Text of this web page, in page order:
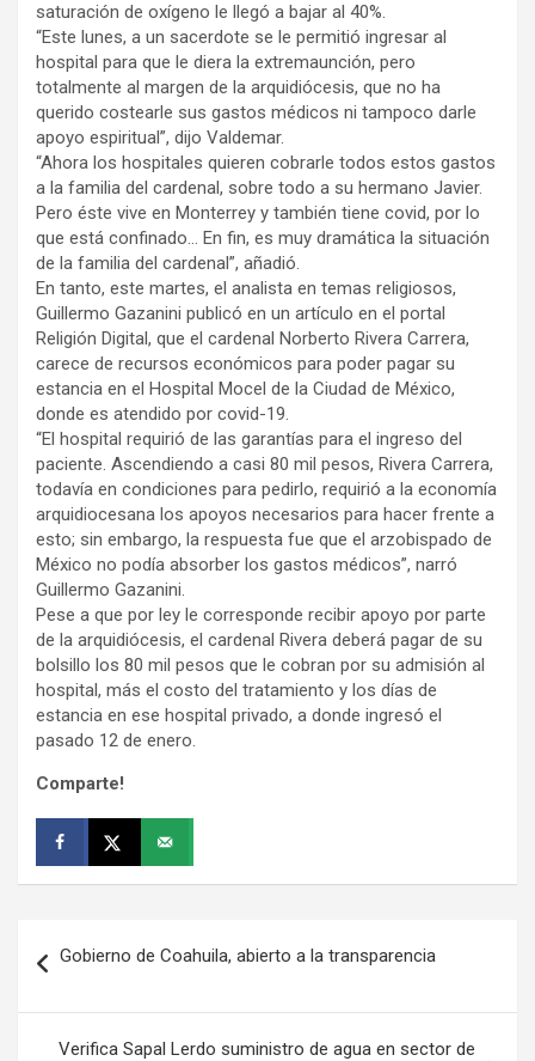
saturación de oxígeno le llegó a bajar al 40%.
“Este lunes, a un sacerdote se le permitió ingresar al
hospital para que le diera la extremaunción, pero
totalmente al margen de la arquidiócesis, que no ha
querido costearle sus gastos médicos ni tampoco darle
apoyo espiritual”, dijo Valdemar.
“Ahora los hospitales quieren cobrarle todos estos gastos
a la familia del cardenal, sobre todo a su hermano Javier.
Pero éste vive en Monterrey y también tiene covid, por lo
que está confinado… En fin, es muy dramática la situación
de la familia del cardenal”, añadió.
En tanto, este martes, el analista en temas religiosos,
Guillermo Gazanini publicó en un artículo en el portal
Religión Digital, que el cardenal Norberto Rivera Carrera,
carece de recursos económicos para poder pagar su
estancia en el Hospital Mocel de la Ciudad de México,
donde es atendido por covid-19.
“El hospital requirió de las garantías para el ingreso del
paciente. Ascendiendo a casi 80 mil pesos, Rivera Carrera,
todavía en condiciones para pedirlo, requirió a la economía
arquidiocesana los apoyos necesarios para hacer frente a
esto; sin embargo, la respuesta fue que el arzobispado de
México no podía absorber los gastos médicos”, narró
Guillermo Gazanini.
Pese a que por ley le corresponde recibir apoyo por parte
de la arquidiócesis, el cardenal Rivera deberá pagar de su
bolsillo los 80 mil pesos que le cobran por su admisión al
hospital, más el costo del tratamiento y los días de
estancia en ese hospital privado, a donde ingresó el
pasado 12 de enero.
Comparte!
de
entradas
Gobierno de Coahuila, abierto a la transparencia
Verifica Sapal Lerdo suministro de agua en sector de